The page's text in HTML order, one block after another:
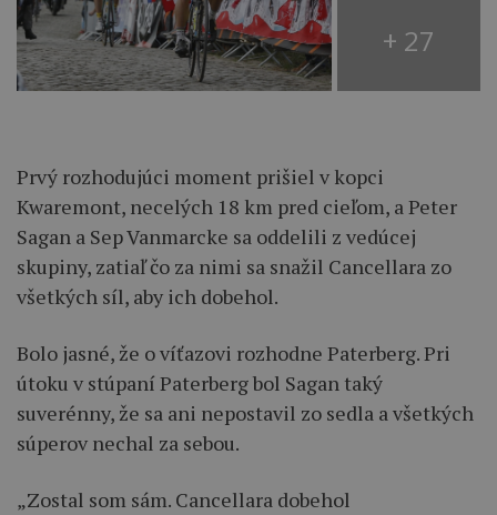
+ 27
Prvý rozhodujúci moment prišiel v kopci
Kwaremont, necelých 18 km pred cieľom, a Peter
Sagan a Sep Vanmarcke sa oddelili z vedúcej
skupiny, zatiaľ čo za nimi sa snažil Cancellara zo
všetkých síl, aby ich dobehol.
Bolo jasné, že o víťazovi rozhodne Paterberg. Pri
útoku v stúpaní Paterberg bol Sagan taký
suverénny, že sa ani nepostavil zo sedla a všetkých
súperov nechal za sebou.
„Zostal som sám. Cancellara dobehol